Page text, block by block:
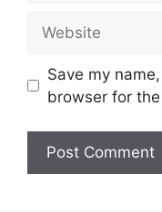
Save my
browser for